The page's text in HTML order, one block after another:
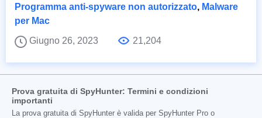
Programma anti-spyware non autorizzato, Malware
per Mac
Giugno 26, 2023
21,204
Prova gratuita di SpyHunter: Termini e condizioni
importanti
La prova gratuita di SpyHunter è valida per SpyHunter Pro o